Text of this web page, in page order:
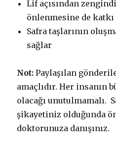
Lif açısından
önlenmesine de
Safra taşlarının
sağlar
Not: Paylaşılan
amaçlıdır. Her insanın
olacağı unutulmamalı.
şikayetiniz olduğunda
doktorunuza danışınız.